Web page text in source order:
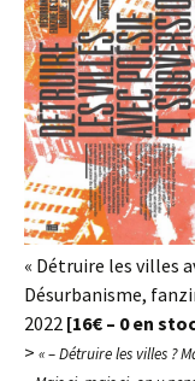
« Détruire les villes
Désurbanisme,
2022 [16€ – 0 en
> « – Détruire les villes ?